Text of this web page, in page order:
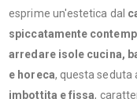
esprime un'estetica dal
spiccatamente
arredare isole cucina,
e horeca, questa seduta
imbottita e fissa,